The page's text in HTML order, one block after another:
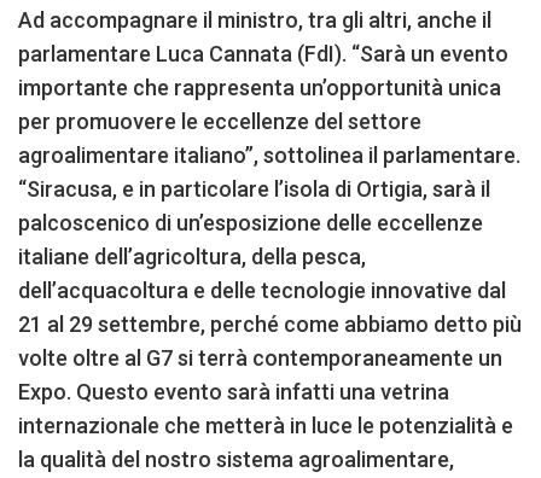
Ad accompagnare il ministro, tra gli altri, anche il
parlamentare Luca Cannata (FdI). “Sarà un evento
importante che rappresenta un’opportunità unica
per promuovere le eccellenze del settore
agroalimentare italiano”, sottolinea il parlamentare.
“Siracusa, e in particolare l’isola di Ortigia, sarà il
palcoscenico di un’esposizione delle eccellenze
italiane dell’agricoltura, della pesca,
dell’acquacoltura e delle tecnologie innovative dal
21 al 29 settembre, perché come abbiamo detto più
volte oltre al G7 si terrà contemporaneamente un
Expo. Questo evento sarà infatti una vetrina
internazionale che metterà in luce le potenzialità e
la qualità del nostro sistema agroalimentare,